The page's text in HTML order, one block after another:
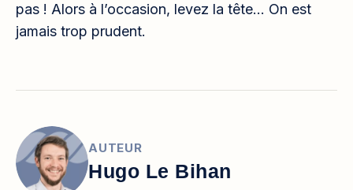
pas ! Alors à l’occasion, levez la tête… On est
jamais trop prudent.
AUTEUR
Hugo Le Bihan